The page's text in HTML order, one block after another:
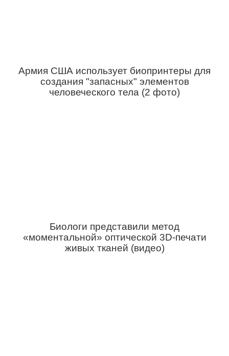
Армия США использует биопринтеры для
создания "запасных" элементов
человеческого тела (2 фото)
Биологи представили метод
«моментальной» оптической 3D-печати
живых тканей (видео)